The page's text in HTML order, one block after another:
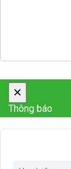
×
Thông báo